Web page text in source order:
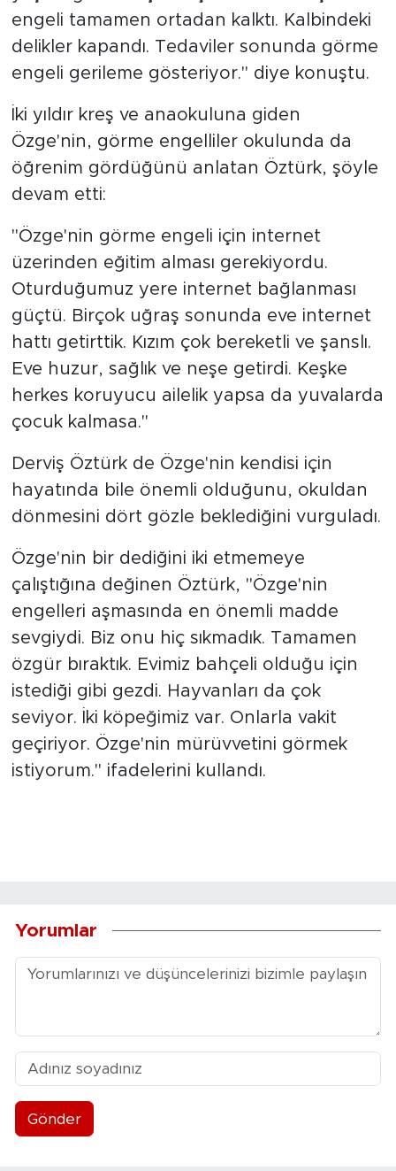
engeli tamamen ortadan kalktı. Kalbindeki
delikler kapandı. Tedaviler sonunda görme
engeli gerileme gösteriyor." diye konuştu.
İki yıldır kreş ve anaokuluna giden
Özge'nin, görme engelliler okulunda da
öğrenim gördüğünü anlatan Öztürk, şöyle
devam etti:
"Özge'nin görme engeli için internet
üzerinden eğitim alması gerekiyordu.
Oturduğumuz yere internet bağlanması
güçtü. Birçok uğraş sonunda eve internet
hattı getirttik. Kızım çok bereketli ve şanslı.
Eve huzur, sağlık ve neşe getirdi. Keşke
herkes koruyucu ailelik yapsa da yuvalarda
çocuk kalmasa."
Derviş Öztürk de Özge'nin kendisi için
hayatında bile önemli olduğunu, okuldan
dönmesini dört gözle beklediğini vurguladı.
Özge'nin bir dediğini iki etmemeye
çalıştığına değinen Öztürk, "Özge'nin
engelleri aşmasında en önemli madde
sevgiydi. Biz onu hiç sıkmadık. Tamamen
özgür bıraktık. Evimiz bahçeli olduğu için
istediği gibi gezdi. Hayvanları da çok
seviyor. İki köpeğimiz var. Onlarla vakit
geçiriyor. Özge'nin mürüvvetini görmek
istiyorum." ifadelerini kullandı.
Yorumlar
Gönder